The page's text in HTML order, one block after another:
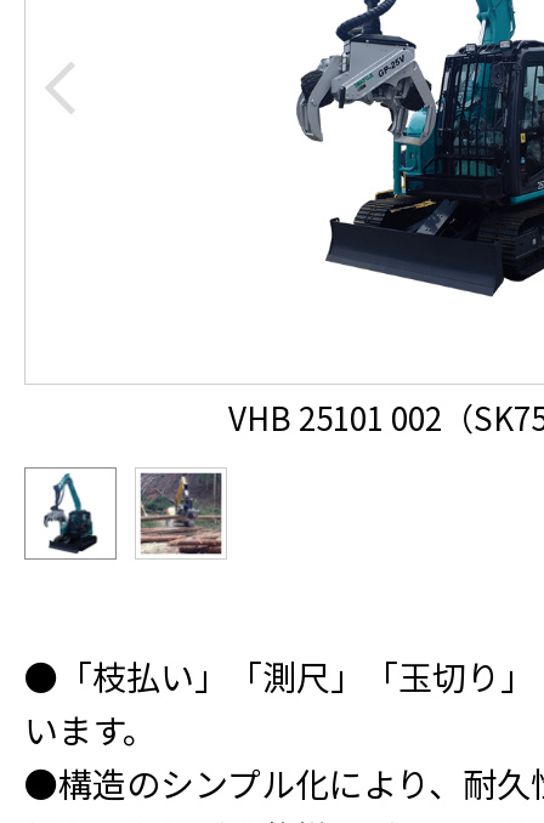
VHB 25101 002（
●「枝払い」「測尺」「玉切り
います。
●構造のシンプル化により、耐久